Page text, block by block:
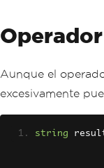
Aunque el
excesivamente
string